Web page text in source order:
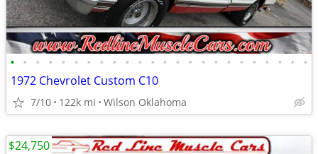
• • • • • • • • • • • • • • • • • • • • • • • •
1972 Chevrolet Custom C10
7/10 122k mi Wilson Oklahoma
$24,750